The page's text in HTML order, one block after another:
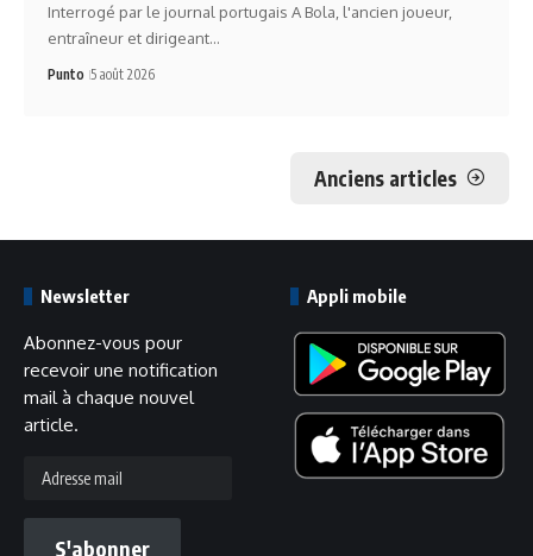
Interrogé par le journal portugais A Bola, l'ancien joueur,
entraîneur et dirigeant…
Punto 5 août 2026
Anciens articles
Newsletter
Abonnez-vous pour
recevoir une notification
mail à chaque nouvel
article.
S'abonner
Appli mobile